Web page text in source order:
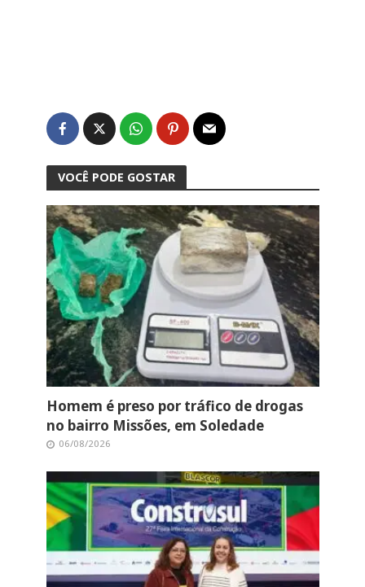
VOCÊ PODE GOSTAR
Homem é preso por tráfico de drogas
no bairro Missões, em Soledade
06/08/2026